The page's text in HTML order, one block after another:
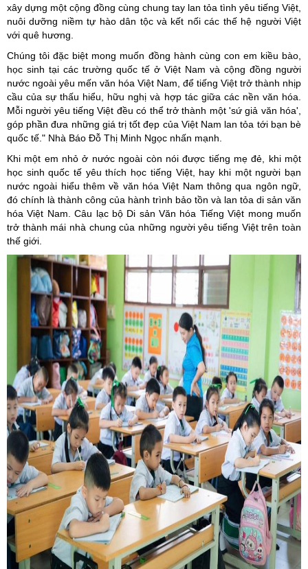
xây dựng một cộng đồng cùng chung tay lan tỏa tình yêu tiếng Việt,
nuôi dưỡng niềm tự hào dân tộc và kết nối các thế hệ người Việt
với quê hương.
Chúng tôi đặc biệt mong muốn đồng hành cùng con em kiều bào,
học sinh tại các trường quốc tế ở Việt Nam và cộng đồng người
nước ngoài yêu mến văn hóa Việt Nam, để tiếng Việt trở thành nhịp
cầu của sự thấu hiểu, hữu nghị và hợp tác giữa các nền văn hóa.
Mỗi người yêu tiếng Việt đều có thể trở thành một 'sứ giả văn hóa',
góp phần đưa những giá trị tốt đẹp của Việt Nam lan tỏa tới bạn bè
quốc tế." Nhà Báo Đỗ Thị Minh Ngọc nhấn mạnh.
Khi một em nhỏ ở nước ngoài còn nói được tiếng mẹ đẻ, khi một
học sinh quốc tế yêu thích học tiếng Việt, hay khi một người bạn
nước ngoài hiểu thêm về văn hóa Việt Nam thông qua ngôn ngữ,
đó chính là thành công của hành trình bảo tồn và lan tỏa di sản văn
hóa Việt Nam. Câu lạc bộ Di sản Văn hóa Tiếng Việt mong muốn
trở thành mái nhà chung của những người yêu tiếng Việt trên toàn
thế giới.